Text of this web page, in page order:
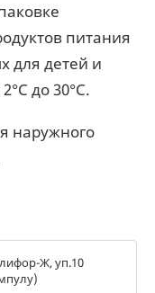
питания
для детей и
до 30°С.
наружного
Ж, уп.10